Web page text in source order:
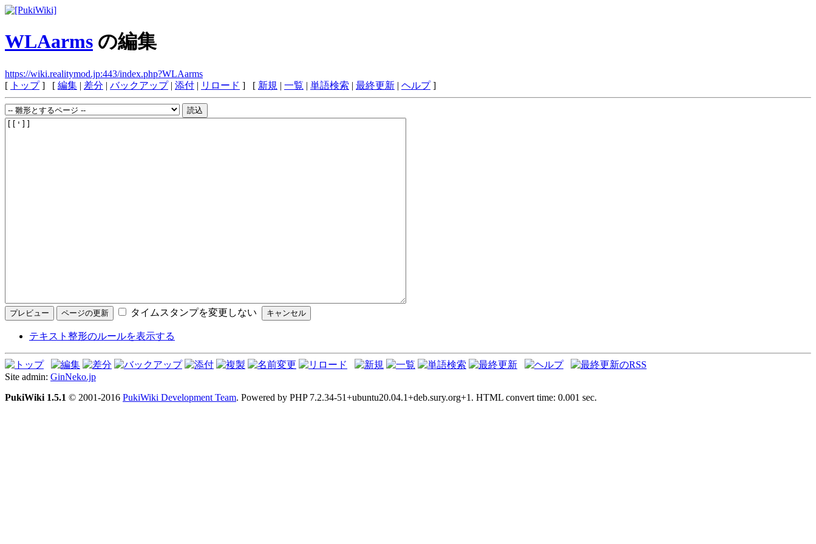
WLAarms の編集
https://wiki.realitymod.jp:443/index.php?WLAarms
[ トップ] [ 編集 | 差分 | バックアップ| 添付 | リロード ] [ 新規 | 一覧 | 単語検索 | 最終更新 | ヘルプ]
タイムスタンプを変更しない
テキスト整形のルールを表示する
Site admin: GinNeko.jp
PukiWiki 1.5.1 © 2001-2016 PukiWiki Development Team. Powered by PHP 7.2.34-51+ubuntu20.04.1+deb.sury.org+1. HTML convert time: 0.001 sec.